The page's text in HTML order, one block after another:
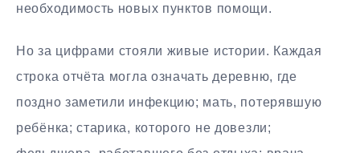
необходимость новых пунктов помощи.
Но за цифрами стояли живые истории. Каждая
строка отчёта могла означать деревню, где
поздно заметили инфекцию; мать, потерявшую
ребёнка; старика, которого не довезли;